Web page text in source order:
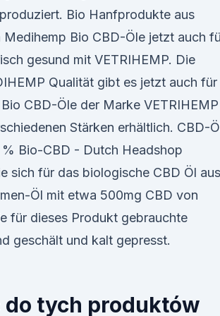
Bio Hanfprodukte aus
Medihemp Bio CBD-Öle jetzt auch
gesund mit VETRIHEMP. Die
Qualität gibt es jetzt auch für
CBD-Öle der Marke VETRIHEMP
Stärken erhältlich. CBD-
Bio-CBD - Dutch Headshop
sich für das biologische CBD Öl aus
Öl mit etwa 500mg CBD von
für dieses Produkt gebrauchte
geschält und kalt gepresst.
do tych produktów